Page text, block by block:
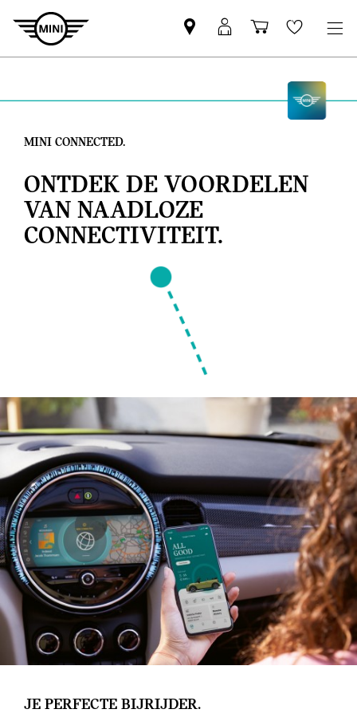
Vind
een
MyMini
login
Wishlist
MINI CONNECTED.
ONTDEK DE VOORDELEN
VAN NAADLOZE
CONNECTIVITEIT.
JE PERFECTE BIJRIJDER.